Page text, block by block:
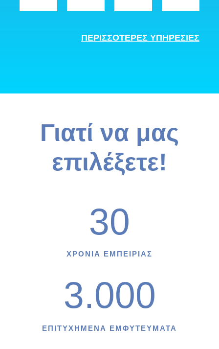
ΠΕΡΙΣΣΟΤΕΡΕΣ ΥΠΗΡΕΣΙΕΣ
Γιατί να μας
επιλέξετε!
30
ΧΡΟΝΙΑ ΕΜΠΕΙΡΙΑΣ
3.000
ΕΠΙΤΥΧΗΜΕΝΑ ΕΜΦΥΤΕΥΜΑΤΑ